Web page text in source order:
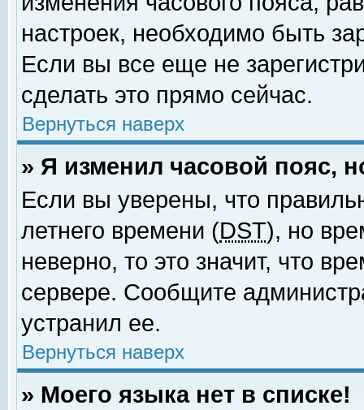
настроек, необходимо быть
Если вы все еще не
сделать это прямо сейчас.
Вернуться наверх
» Я изменил часовой пояс,
Если вы уверены, что
летнего времени (DST), но
неверно, то это значит, что
сервере. Сообщите
устранил ее.
Вернуться наверх
» Моего языка нет в списке!